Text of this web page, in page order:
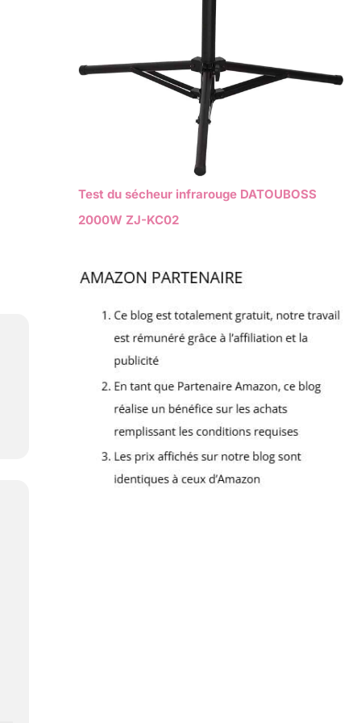
Test du sécheur infrarouge DATOUBOSS
2000W ZJ-KC02